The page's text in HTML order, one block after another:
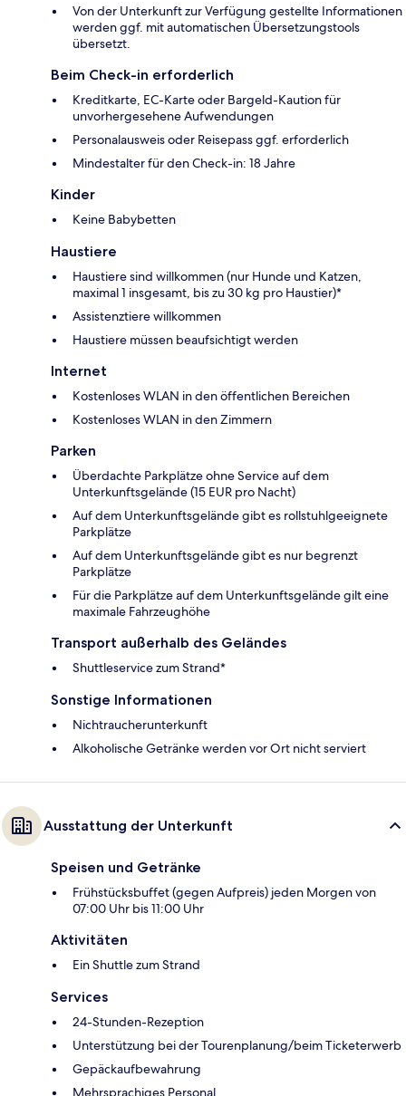
Von der Unterkunft zur Verfügung gestellte Informationen
werden ggf. mit automatischen Übersetzungstools
übersetzt.
Beim Check-in erforderlich
Kreditkarte, EC-Karte oder Bargeld-Kaution für
unvorhergesehene Aufwendungen
Personalausweis oder Reisepass ggf. erforderlich
Mindestalter für den Check-in: 18 Jahre
Kinder
Keine Babybetten
Haustiere
Haustiere sind willkommen (nur Hunde und Katzen,
maximal 1 insgesamt, bis zu 30 kg pro Haustier)*
Assistenztiere willkommen
Haustiere müssen beaufsichtigt werden
Internet
Kostenloses WLAN in den öffentlichen Bereichen
Kostenloses WLAN in den Zimmern
Parken
Überdachte Parkplätze ohne Service auf dem
Unterkunftsgelände (15 EUR pro Nacht)
Auf dem Unterkunftsgelände gibt es rollstuhlgeeignete
Parkplätze
Auf dem Unterkunftsgelände gibt es nur begrenzt
Parkplätze
Für die Parkplätze auf dem Unterkunftsgelände gilt eine
maximale Fahrzeughöhe
Transport außerhalb des Geländes
Shuttleservice zum Strand*
Sonstige Informationen
Nichtraucherunterkunft
Alkoholische Getränke werden vor Ort nicht serviert
Ausstattung der Unterkunft
Speisen und Getränke
Frühstücksbuffet (gegen Aufpreis) jeden Morgen von
07:00 Uhr bis 11:00 Uhr
Aktivitäten
Ein Shuttle zum Strand
Services
24-Stunden-Rezeption
Unterstützung bei der Tourenplanung/beim Ticketerwerb
Gepäckaufbewahrung
Mehrsprachiges Personal